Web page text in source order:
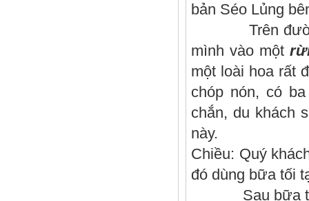
bản Séo Lủng
Trên đường
mình vào một
một loài hoa rất
chóp nón, có
chắn, du khách
này.
Chiều: Quý
đó dùng bữa tối
Sau bữa tối,